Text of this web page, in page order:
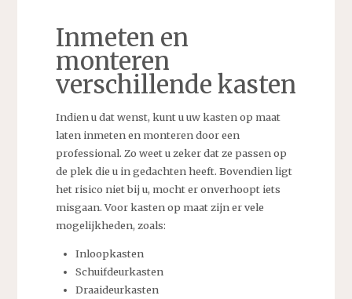
Inmeten en
monteren
verschillende kasten
Indien u dat wenst, kunt u uw kasten op maat
laten inmeten en monteren door een
professional. Zo weet u zeker dat ze passen op
de plek die u in gedachten heeft. Bovendien ligt
het risico niet bij u, mocht er onverhoopt iets
misgaan. Voor kasten op maat zijn er vele
mogelijkheden, zoals:
Inloopkasten
Schuifdeurkasten
Draaideurkasten